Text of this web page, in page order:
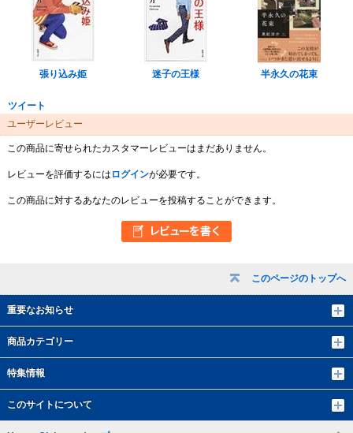
このページのトップへ
重要なお知らせ
商品カテゴリー
特集情報
このサイトについて
張り込み姫 迷子の王様 半永久の花束
ツイート
ユーザーレビュー
この商品に寄せられたカスタマーレビューはまだありません。
レビューを評価するには ログインが必要です。
この商品に対するあなたのレビューを投稿することができます。